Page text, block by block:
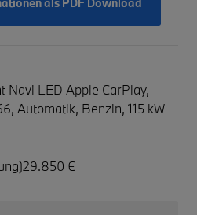
Navi LED Apple CarPlay,
Automatik, Benzin, 115 kW
29.850 €